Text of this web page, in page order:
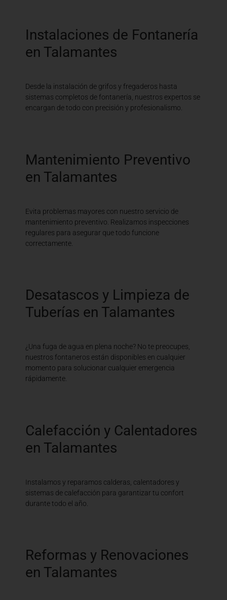
Instalaciones de Fontanería
en Talamantes
Desde la instalación de grifos y fregaderos hasta
sistemas completos de fontanería, nuestros expertos se
encargan de todo con precisión y profesionalismo.
Mantenimiento Preventivo
en Talamantes
Evita problemas mayores con nuestro servicio de
mantenimiento preventivo. Realizamos inspecciones
regulares para asegurar que todo funcione
correctamente.
Desatascos y Limpieza de
Tuberías en Talamantes
¿Una fuga de agua en plena noche? No te preocupes,
nuestros fontaneros están disponibles en cualquier
momento para solucionar cualquier emergencia
rápidamente.
Calefacción y Calentadores
en Talamantes
Instalamos y reparamos calderas, calentadores y
sistemas de calefacción para garantizar tu confort
durante todo el año.
Reformas y Renovaciones
en Talamantes